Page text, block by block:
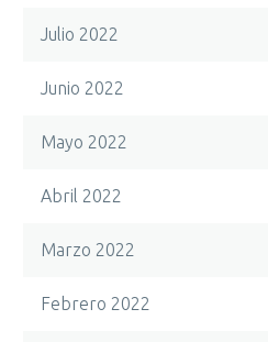
Julio 2022
Junio 2022
Mayo 2022
Abril 2022
Marzo 2022
Febrero 2022